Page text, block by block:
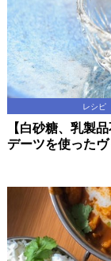
レシピ
【白砂糖、乳製
デーツを使った